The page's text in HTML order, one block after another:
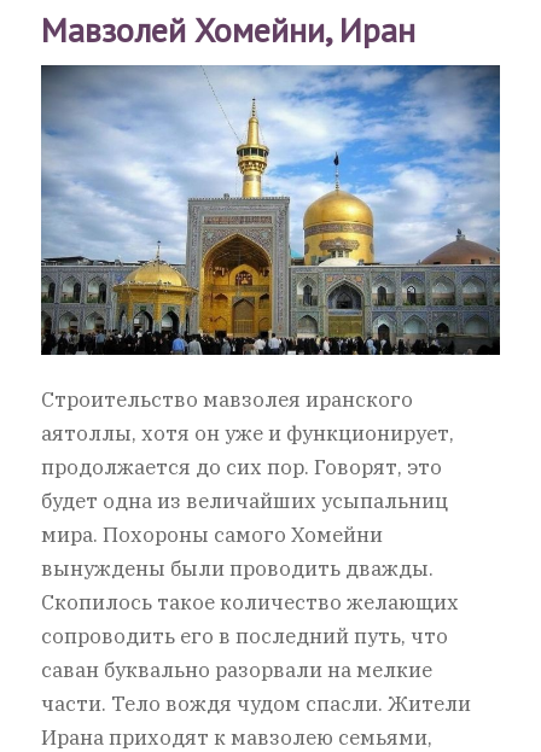
Мавзолей Хомейни, Иран
Строительство мавзолея иранского
аятоллы, хотя он уже и функционирует,
продолжается до сих пор. Говорят, это
будет одна из величайших усыпальниц
мира. Похороны самого Хомейни
вынуждены были проводить дважды.
Скопилось такое количество желающих
сопроводить его в последний путь, что
саван буквально разорвали на мелкие
части. Тело вождя чудом спасли. Жители
Ирана приходят к мавзолею семьями,